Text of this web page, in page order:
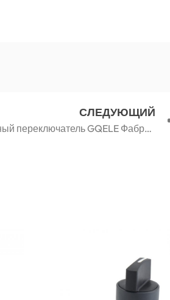
СЛЕДУЮЩИЙ
Китайский кнопочный переключатель GQELE Фабрика с высоким качеством